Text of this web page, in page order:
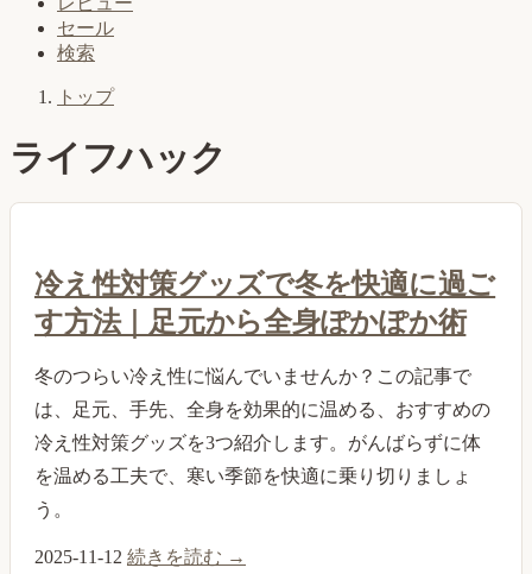
セール
検索
トップ
ライフハック
冷え性対策グッズで冬を快適に過ご
す方法｜足元から全身ぽかぽか術
冬のつらい冷え性に悩んでいませんか？この記事で
は、足元、手先、全身を効果的に温める、おすすめの
冷え性対策グッズを3つ紹介します。がんばらずに体
を温める工夫で、寒い季節を快適に乗り切りましょ
う。
2025-11-12 続きを読む →